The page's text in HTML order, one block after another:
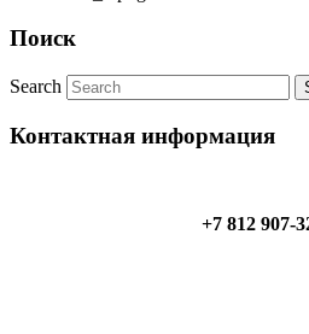
Поиск
Search
Контактная информация
+7 812 907-